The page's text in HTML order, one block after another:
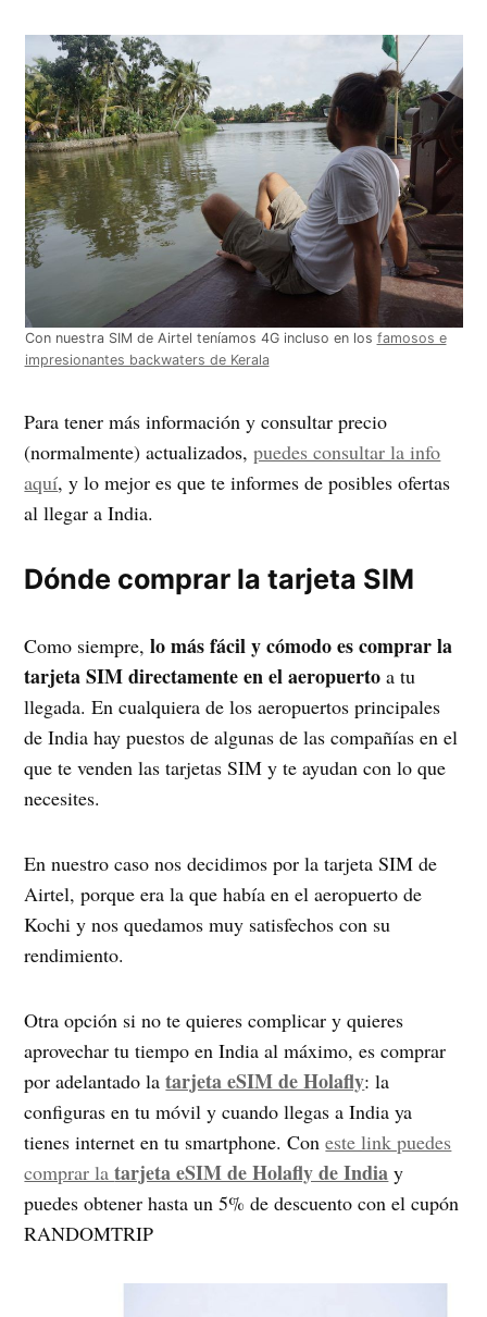
Con nuestra SIM de Airtel teníamos 4G incluso en los famosos e
impresionantes backwaters de Kerala
Para tener más información y consultar precio
(normalmente) actualizados,puedes consultar la info
aquí, y lo mejor es que te informes de posibles ofertas
al llegar a India.
Dónde comprar la tarjeta SIM
Como siempre,lo más fácil y cómodo es comprar la
tarjeta SIM directamente en el aeropuerto a tu
llegada. En cualquiera de los aeropuertos principales
de India hay puestos de algunas de las compañías en el
que te venden las tarjetas SIM y te ayudan con lo que
necesites.
En nuestro caso nos decidimos por la tarjeta SIM de
Airtel, porque era la que había en el aeropuerto de
Kochi y nos quedamos muy satisfechos con su
rendimiento.
Otra opción si no te quieres complicar y quieres
aprovechar tu tiempo en India al máximo, es comprar
por adelantado latarjeta eSIM de Holafly: la
configuras en tu móvil y cuando llegas a India ya
tienes internet en tu smartphone. Coneste link puedes
comprar latarjeta eSIM de Holafly de India y
puedes obtener hasta un 5% de descuento con el cupón
RANDOMTRIP